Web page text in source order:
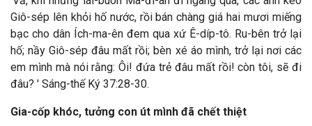
Giô-sép lên khỏi hố nước, rồi bán chàng giá hai mươi miếng
bạc cho dân Ích-ma-ên đem qua xứ Ê-díp-tô. Ru-bên trở lại
hố; nầy Giô-sép đâu mất rồi; bèn xé áo mình, trở lại nơi các
em mình mà nói rằng: Ôi! đứa trẻ đâu mất rồi! còn tôi, sẽ đi
đâu? ' Sáng-thế Ký 37:28-30.
Gia-cốp khóc, tưởng con út mình đã chết thiệt